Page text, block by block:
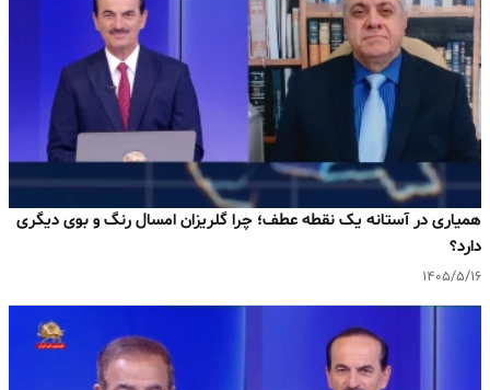
همیاری در آستانه یک نقطه عطف؛ چرا گلریزان امسال رنگ و بوی دیگری
دارد؟
۱۴۰۵/۵/۱۶